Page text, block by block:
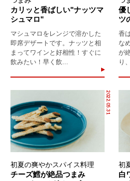
カリッと香ばしい"ナッツマ
シュマロ"
マシュマロをレンジで溶かした
即席デザートです。ナッツと相
まってワインと好相性！すぐに
飲みたい！早く飲...
優
ツ
香
な
が
り
2022.05.31
初夏の爽やかスパイス料理
チーズ鱈が絶品つまみ
初
白